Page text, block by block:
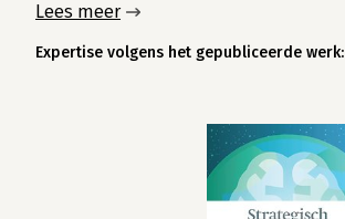
Lees meer
Expertise volgens het gepubliceerde werk: